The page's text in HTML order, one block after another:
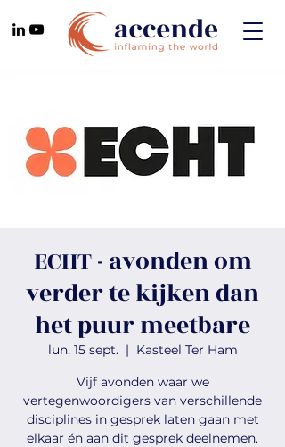
ECHT - avonden om
verder te kijken dan
het puur meetbare
lun. 15 sept.
  |
Kasteel Ter Ham
Vijf avonden waar we
vertegenwoordigers van verschillende
disciplines in gesprek laten gaan met
elkaar én aan dit gesprek deelnemen.